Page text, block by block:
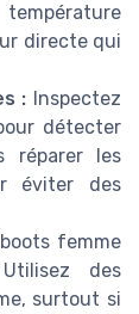
directe qui
: Inspectez
détecter
réparer les
éviter des
femme
des
surtout si